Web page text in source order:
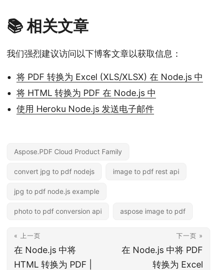
📚 相关文章
我们强烈建议访问以下博客文章以获取信息：
将 PDF 转换为 Excel (XLS/XLSX) 在 Node.js 中
将 HTML 转换为 PDF 在 Node.js 中
使用 Heroku Node.js 发送电子邮件
Aspose.PDF Cloud Product Family
convert jpg to pdf nodejs image to pdf rest api
jpg to pdf node.js example
photo to pdf conversion api aspose image to pdf
« 上一页
在 Node.js 中将
HTML 转换为 PDF |
下一页 »
在 Node.js 中将 PDF
转换为 Excel